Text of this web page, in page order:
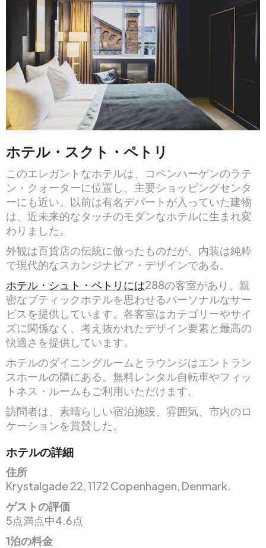
ホテル・スクト・ペトリ
このエレガントなホテルは、コペンハーゲンのラテ
ン・クォーターに位置し、主要ショッピングセンタ
ーにも近い。以前は有名デパートが入っていた建物
は、近未来的なタッチのモダンなホテルに生まれ変
わりました。
外観は百貨店の伝統に倣ったものだが、内装は純粋
で現代的なスカンジナビア・デザインである。
ホテル・シュト・ペトリには288の客室があり、親
密なブティックホテルを思わせるパーソナルなサー
ビスを提供しています。各客室はカテゴリーやサイ
ズに関係なく、考え抜かれたデザイン要素と最高の
快適さを提供しています。
ホテルのダイニングルームとラウンジはエントラン
スホールの隣にある。無料レンタル自転車やフィッ
トネス・ルームもご利用いただけます。
訪問者は、素晴らしい宿泊施設、雰囲気、市内のロ
ケーションを賞賛した。
ホテルの詳細
住所
Krystalgade 22, 1172 Copenhagen, Denmark.
ゲストの評価
5点満点中4.6点
1泊の料金